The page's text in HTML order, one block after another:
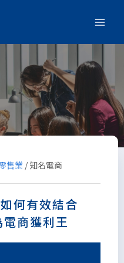
售業 / 知名電商
何有效結合
商獲利王